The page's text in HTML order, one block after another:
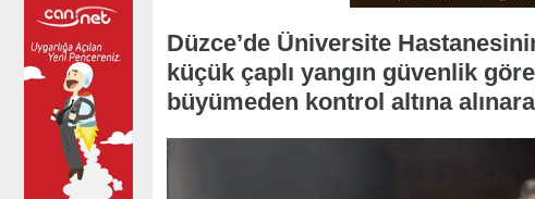
Düzce’de Üniversite
küçük çaplı yangın güvenlik
büyümeden kontrol altına